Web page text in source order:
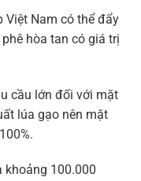
Việt Nam có thể đẩy
hòa tan có giá trị
cầu lớn đối với mặt
lúa gạo nên mặt
khoảng 100.000